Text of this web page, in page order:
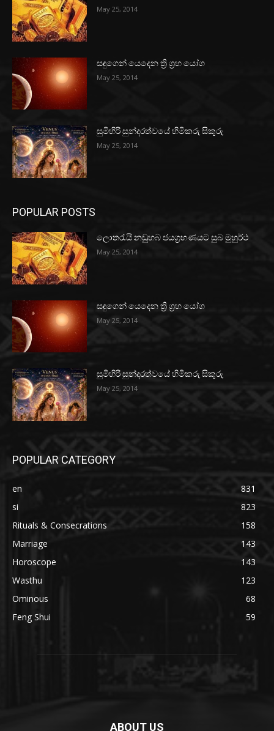
May 25, 2014
සඳුගෙන් යෙදෙන ත්‍රි ග්‍රහ යෝග
May 25, 2014
සුමිහිරි සුන්දරත්වයේ හිමිකරු සිකුරු
May 25, 2014
POPULAR POSTS
ලොතරැයි නඩුහබ ජයග්‍රහණයට සුබ මුහුර්ථ
May 25, 2014
සඳුගෙන් යෙදෙන ත්‍රි ග්‍රහ යෝග
May 25, 2014
සුමිහිරි සුන්දරත්වයේ හිමිකරු සිකුරු
May 25, 2014
POPULAR CATEGORY
en
831
si
823
Rituals & Consecrations
158
Marriage
143
Horoscope
143
Wasthu
123
Ominous
68
Feng Shui
59
ABOUT US